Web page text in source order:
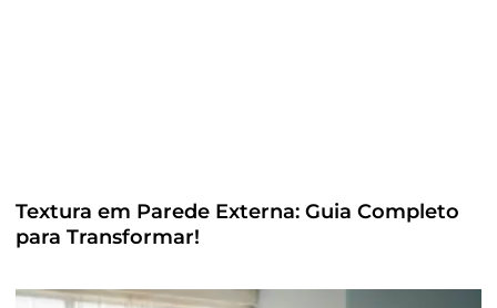
Textura em Parede Externa: Guia Completo
para Transformar!